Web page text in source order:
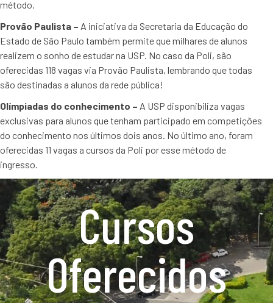
método.
Provão Paulista – A iniciativa da Secretaria da Educação do
Estado de São Paulo também permite que milhares de alunos
realizem o sonho de estudar na USP. No caso da Poli, são
oferecidas 118 vagas via Provão Paulista, lembrando que todas
são destinadas a alunos da rede pública!
Olímpiadas do conhecimento – A USP disponibiliza vagas
exclusivas para alunos que tenham participado em competições
do conhecimento nos últimos dois anos. No último ano, foram
oferecidas 11 vagas a cursos da Poli por esse método de
ingresso.
Cursos
Oferecidos